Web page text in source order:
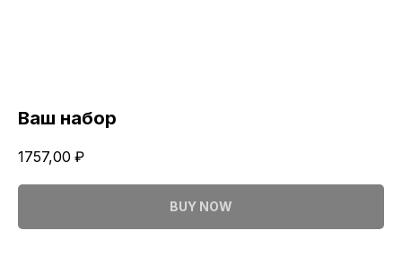
Ваш набор
1757,00 ₽
BUY NOW